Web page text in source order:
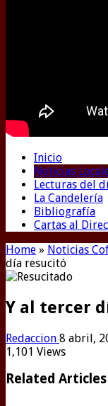
Inicio
Noticias
Lecturas del
La Candelería
Bibliografía
Cartas al
Home » Noticias
día resucitó
Y al tercer
Redaccion 8 abril,
1,101 Views
Related Articles